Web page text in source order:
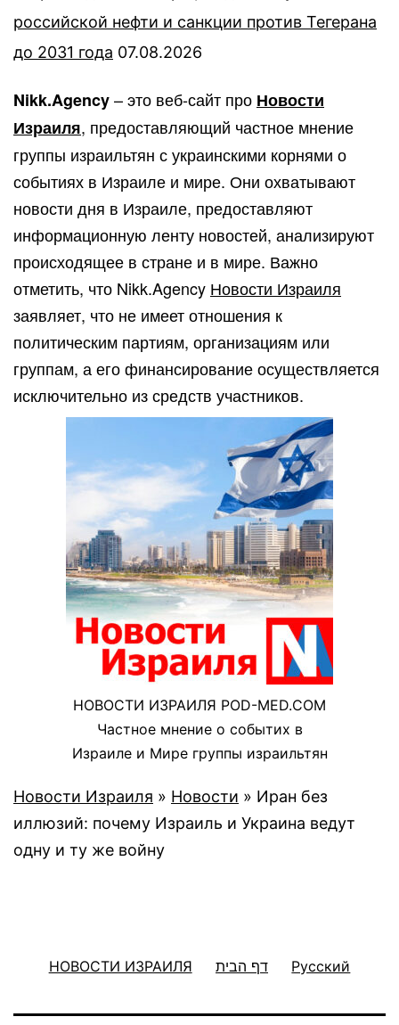
российской нефти и санкции против Тегерана
до 2031 года 07.08.2026
Nikk.Agency– это веб-сайт про Новости
Израиля, предоставляющий частное мнение
группы израильтян с украинскими корнями о
событиях в Израиле и мире. Они охватывают
новости дня в Израиле, предоставляют
информационную ленту новостей, анализируют
происходящее в стране и в мире. Важно
отметить, что Nikk.Agency Новости Израиля
заявляет, что не имеет отношения к
политическим партиям, организациям или
группам, а его финансирование осуществляется
исключительно из средств участников.
НОВОСТИ ИЗРАИЛЯ POD-MED.COM
Частное мнение о событих в
Израиле и Мире группы израильтян
Новости Израиля » Новости » Иран без
иллюзий: почему Израиль и Украина ведут
одну и ту же войну
НОВОСТИ ИЗРАИЛЯ דף הבית Русский